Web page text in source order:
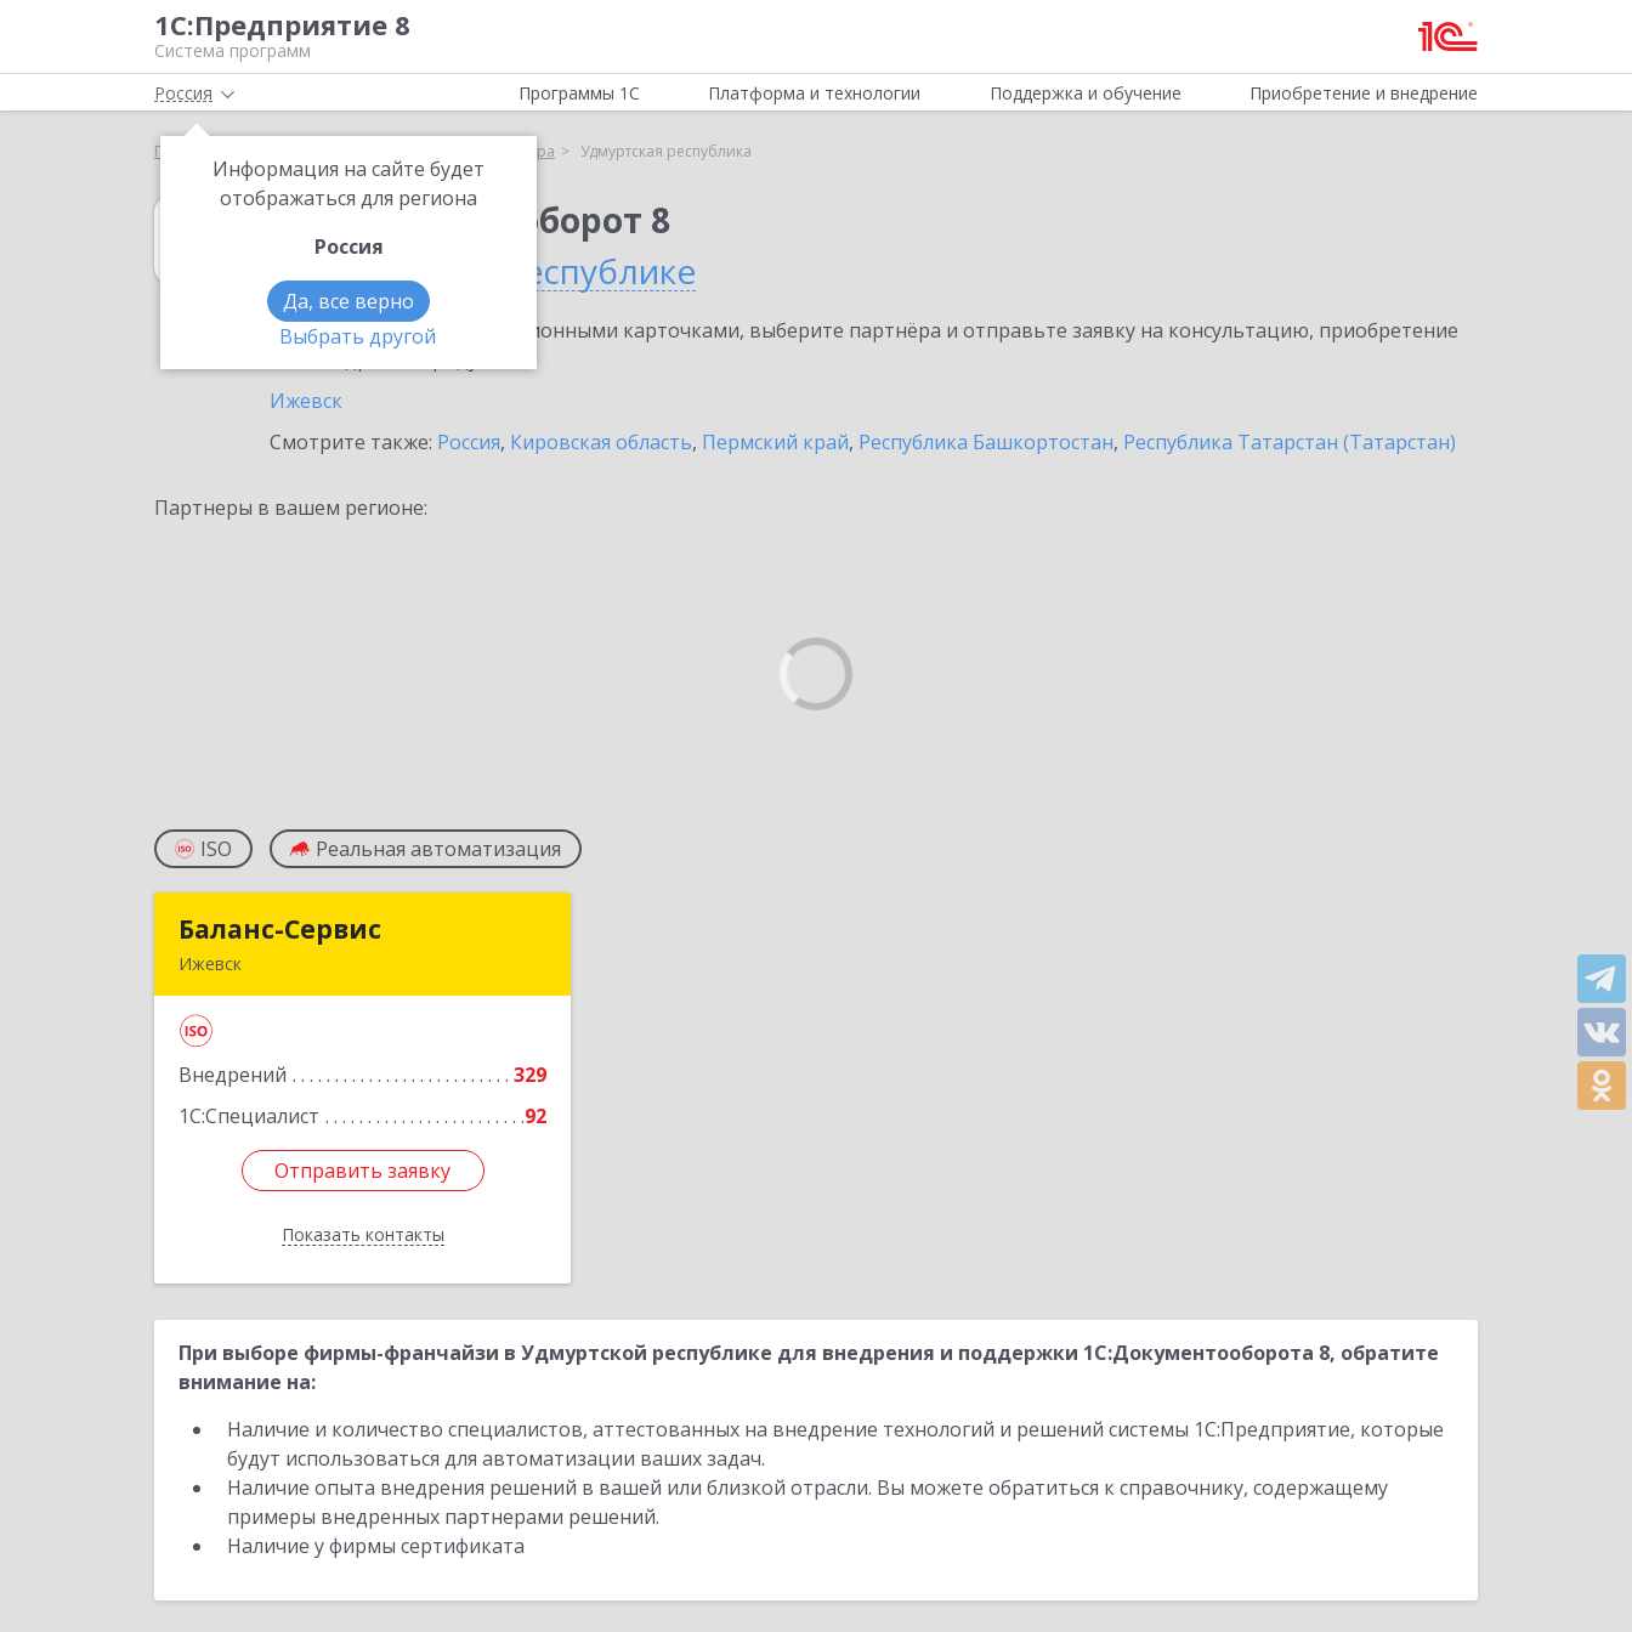
1С:Предприятие 8
Система программ
Россия
Информация на сайте будет
отображаться для региона
Россия
Да, все верно
Выбрать другой
Программы 1С Платформа и технологии Поддержка и обучение Приобретение и внедрение
Главная Выбор партнёра Удмуртская республика
1С:Документооборот 8
в Удмуртской республике
Ознакомьтесь с информационными карточками, выберите партнёра и отправьте заявку на консультацию, приобретение
Ижевск
Смотрите также: Россия, Кировская область, Пермский край, Республика Башкортостан, Республика Татарстан (Татарстан)
Партнеры в вашем регионе:
ISO Реальная автоматизация
Баланс-Сервис
Ижевск
Внедрений
329
1С:Специалист
92
Отправить заявку
Показать контакты
Баланс-Сервис
Подробнее
Отправить заявку
Назад
При выборе фирмы-франчайзи в Удмуртской республике для внедрения и поддержки 1С:Документооборота 8, обратите
внимание на:
Наличие и количество специалистов, аттестованных на внедрение технологий и решений системы 1С:Предприятие, которые
будут использоваться для автоматизации ваших задач.
Наличие опыта внедрения решений в вашей или близкой отрасли. Вы можете обратиться к справочнику, содержащему
примеры внедренных партнерами решений.
Наличие у фирмы сертификата